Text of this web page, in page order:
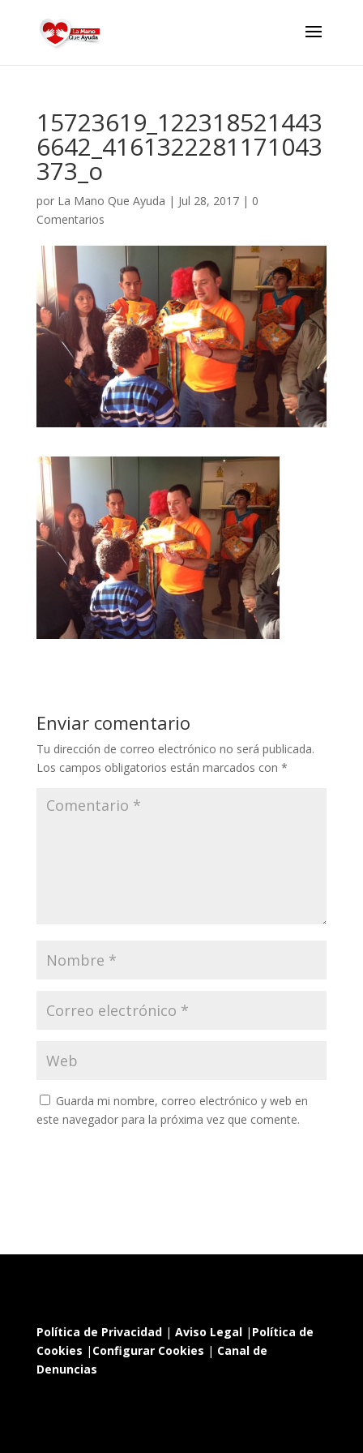
15723619_122318521443
6642_4161322281171043
373_o
por La Mano Que Ayuda | Jul 28, 2017| 0
Comentarios
Enviar comentario
Tu dirección de correo electrónico no será publicada.
Los campos obligatorios están marcados con *
Guarda mi nombre, correo electrónico y web en
este navegador para la próxima vez que comente.
Política de Privacidad| Aviso Legal| Política de
Cookies | Configurar Cookies | Canal de
Denuncias